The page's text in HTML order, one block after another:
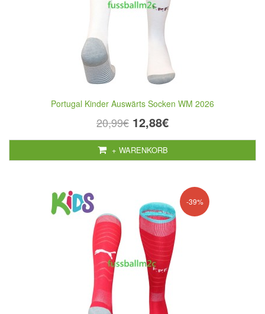
Portugal Kinder Auswärts Socken WM 2026
20,99€ 12,88€
+ WARENKORB
-39%